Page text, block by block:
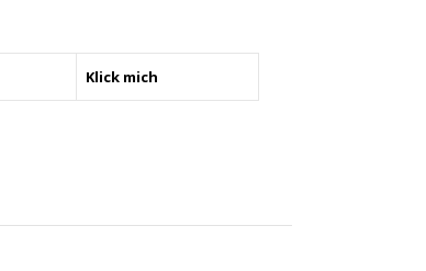
Klick mich